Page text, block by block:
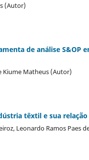
(Autor)
de análise S&OP
Kiume Matheus (Autor)
têxtil e sua
Leonardo Ramos Paes